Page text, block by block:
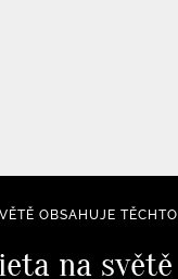
OBSAHUJE
na